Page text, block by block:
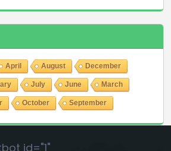
April August December
July June March
October September
id="1"